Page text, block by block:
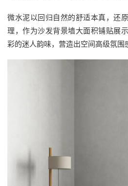
微水泥以回归自然的舒适本真，还
理，作为沙发背景墙大面积铺贴展
彩的迷人韵味，营造出空间高级氛围